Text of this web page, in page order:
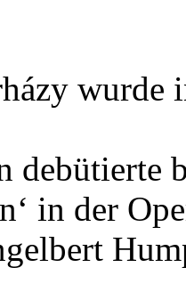
wurde
debütierte
in der